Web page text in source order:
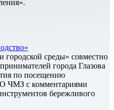
среды» совместно
города Глазова
по посещению
ЧМЗ с комментариями
бережливого